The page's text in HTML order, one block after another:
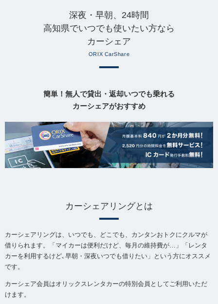
深夜・早朝、24時間
高知県でいつでも使いたい方なら
カーシェア
ORIX CarShare
簡単！無人で貸出・返却いつでも乗れる
カーシェアがおすすめ
カーシェアリングとは
カーシェアリングは、いつでも、どこでも、カンタンおトクにクルマが
借りられます。「マイカーは便利だけど、毎月の維持費が…」「レンタ
カーを利用するけど､早朝・深夜いつでも借りたい」という方にオススメ
です。
カーシェア会員はオリックスレンタカーの特別会員としてご利用いただ
けます。